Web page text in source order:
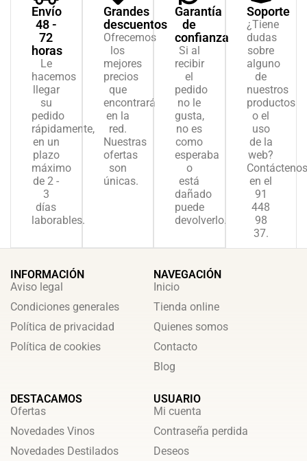
Envío
48 -
72
horas
Le
hacemos
llegar
su
pedido
rápidamente,
en un
plazo
máximo
de 2 -
3
días
laborables.
Grandes
descuentos
Ofrecemos
los
mejores
precios
que
encontrará
en la
red.
Nuestras
ofertas
son
únicas.
Garantía
de
confianza
Si al
recibir
el
pedido
no le
gusta,
no es
como
esperaba
o
está
dañado
puede
devolverlo.
Soporte
¿Tiene
dudas
sobre
alguno
de
nuestros
productos
o el
uso
de la
web?
Contáctenos
en el
91
448
98
37.
INFORMACIÓN
Aviso legal
Condiciones generales
Política de privacidad
Política de cookies
NAVEGACIÓN
Inicio
Tienda online
Quienes somos
Contacto
Blog
DESTACAMOS
Ofertas
Novedades Vinos
Novedades Destilados
USUARIO
Mi cuenta
Contraseña perdida
Deseos